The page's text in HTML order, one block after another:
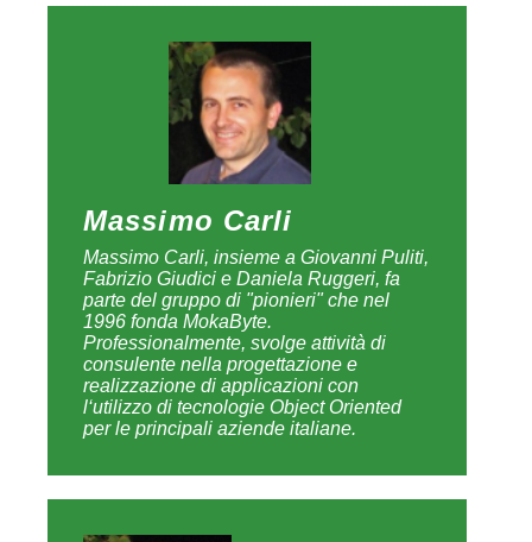
Massimo Carli
Massimo Carli, insieme a Giovanni Puliti,
Fabrizio Giudici e Daniela Ruggeri, fa
parte del gruppo di "pionieri" che nel
1996 fonda MokaByte.
Professionalmente, svolge attività di
consulente nella progettazione e
realizzazione di applicazioni con
l‘utilizzo di tecnologie Object Oriented
per le principali aziende italiane.